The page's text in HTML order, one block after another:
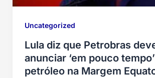
Uncategorized
Lula diz que Petrobras
anunciar ‘em pouco
petróleo na Margem